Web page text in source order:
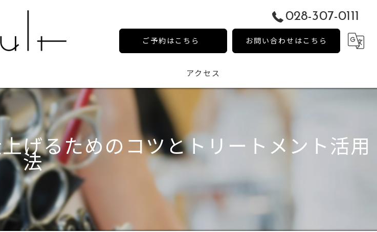
028-307-0111
ご予約はこちら お問い合わせはこちら
アクセス
げるためのコツとトリートメント活用
法